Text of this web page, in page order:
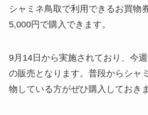
シャミネ鳥取で利用できるお買物
5,000円で購入できます。
9月14日から実施されており、今
の販売となります。普段からシャ
物している方がぜひ購入しておき